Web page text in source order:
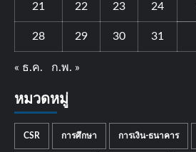
21 22 23 24
28 29 30 31
« ธ.ค. ก.พ. »
หมวดหมู่
CSR การศึกษา การเงิน-ธนาคาร